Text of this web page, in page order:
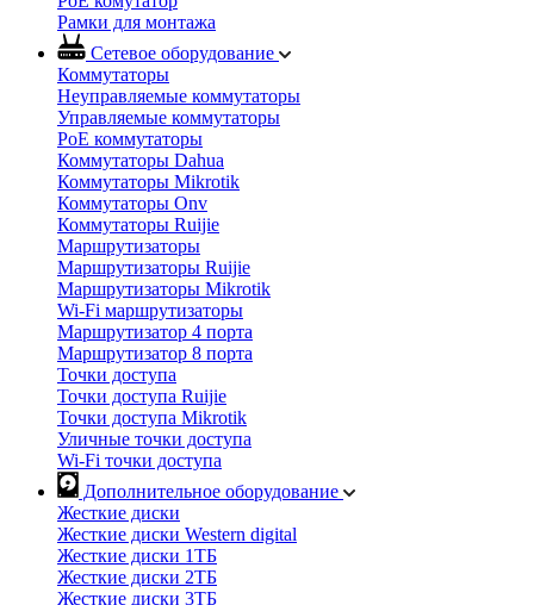
Рамки для монтажа
Сетевое оборудование
Коммутаторы
Неуправляемые коммутаторы
Управляемые коммутаторы
PoE коммутаторы
Коммутаторы Dahua
Коммутаторы Mikrotik
Коммутаторы Onv
Коммутаторы Ruijie
Маршрутизаторы
Маршрутизаторы Ruijie
Маршрутизаторы Mikrotik
Wi-Fi маршрутизаторы
Маршрутизатор 4 порта
Маршрутизатор 8 порта
Точки доступа
Точки доступа Ruijie
Точки доступа Mikrotik
Уличные точки доступа
Wi-Fi точки доступа
Дополнительное оборудование
Жесткие диски
Жесткие диски Western digital
Жесткие диски 1ТБ
Жесткие диски 2ТБ
Жесткие диски 3ТБ